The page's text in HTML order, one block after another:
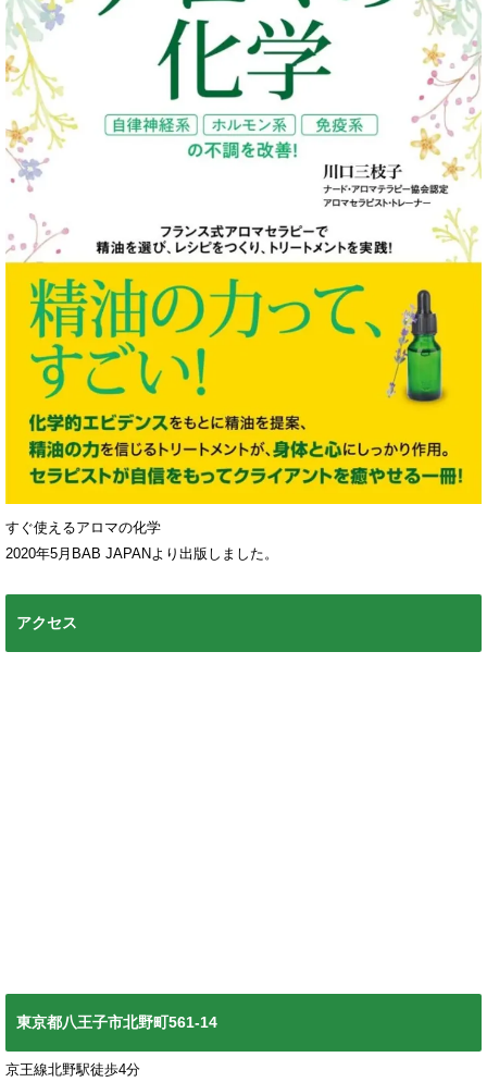
すぐ使えるアロマの化学
2020年5月BAB JAPANより出版しました。
アクセス
東京都八王子市北野町561-14
京王線北野駅徒歩4分